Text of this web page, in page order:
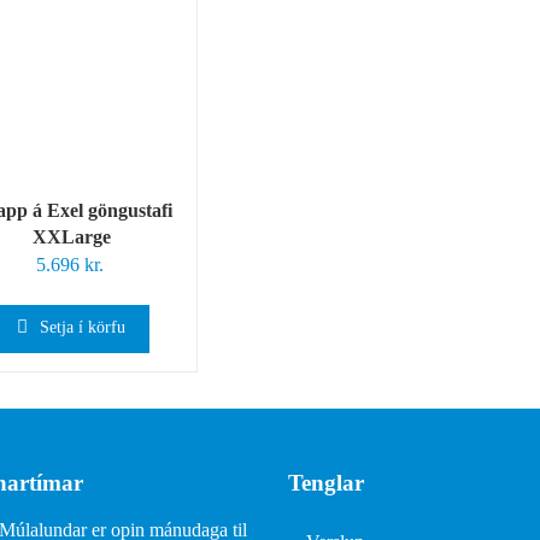
á Exel göngustafi
XXLarge
5.696 kr.
Setja í körfu
er opin mánudaga til
Tenglar